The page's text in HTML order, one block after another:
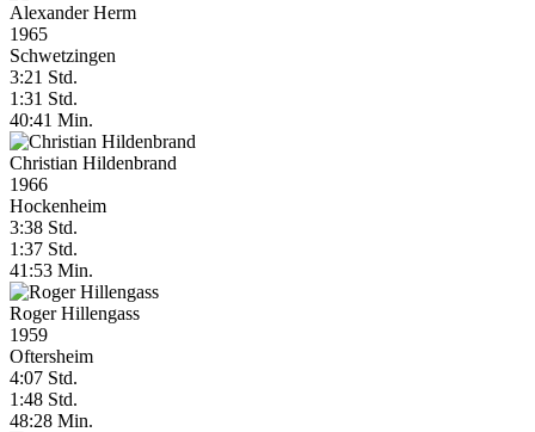
Alexander Herm
1965
Schwetzingen
3:21 Std.
1:31 Std.
40:41 Min.
Christian Hildenbrand
1966
Hockenheim
3:38 Std.
1:37 Std.
41:53 Min.
Roger Hillengass
1959
Oftersheim
4:07 Std.
1:48 Std.
48:28 Min.